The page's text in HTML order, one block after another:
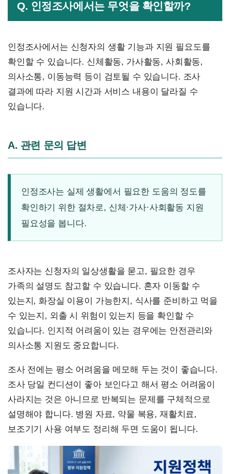
Q. 인정조사에서는 무엇을 확인할까?
인정조사에서는 신청자의 생활 기능과 지원 필요도를
확인할 수 있습니다. 신체활동, 가사활동, 사회활동,
의사소통, 이동능력 등이 검토될 수 있습니다. 조사
결과에 따라 지원 시간과 서비스 내용이 달라질 수
있습니다.
A. 관련 문의 답변
인정조사는 실제 생활에서 필요한 도움의 정도를
확인하기 위한 절차로, 신체·가사·사회활동 지원
필요성을 봅니다.
조사자는 신청자의 일상생활을 묻고, 필요한 경우
가족의 설명도 참고할 수 있습니다. 혼자 이동할 수
있는지, 화장실 이용이 가능한지, 식사를 준비하고 먹을
수 있는지, 외출 시 위험이 있는지 등을 확인할 수
있습니다. 인지적 어려움이 있는 경우에는 안전관리와
의사소통 지원도 중요합니다.
조사 전에는 평소 어려움을 메모해 두는 것이 좋습니다.
조사 당일 컨디션이 좋아 보인다고 해서 평소 어려움이
사라지는 것은 아니므로 반복되는 문제를 구체적으로
설명해야 합니다. 병원 자료, 약물 복용, 재활치료,
보조기기 사용 여부도 정리해 두면 도움이 됩니다.